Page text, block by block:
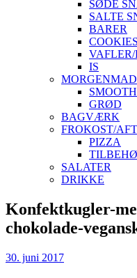
SØDE
SALTE
BARER
IS
MORGENMAD
GRØD
BAGVÆRK
FROKOST/
PIZZA
SALATER
DRIKKE
Skip
to
content
Konfektkugler-
chokolade-
30. juni 2017